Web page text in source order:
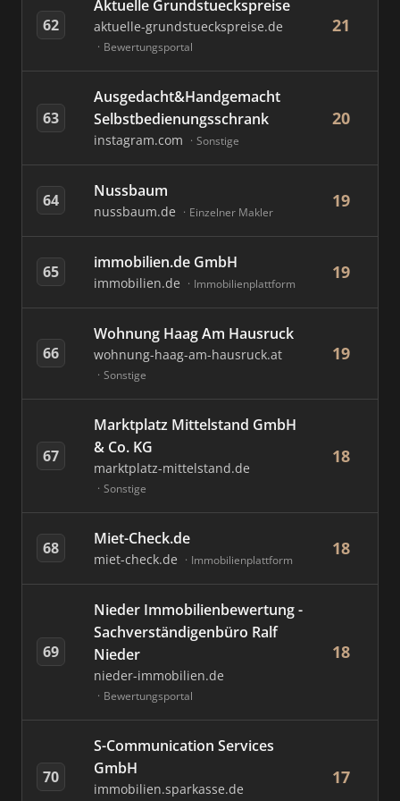
62
Aktuelle Grundstueckspreise
aktuelle-grundstueckspreise.de
Bewertungsportal
21
63
Ausgedacht&Handgemacht
Selbstbedienungsschrank
instagram.com Sonstige
20
64 Nussbaum
nussbaum.de Einzelner Makler
19
65 immobilien.de GmbH
immobilien.de Immobilienplattform
19
66
Wohnung Haag Am Hausruck
wohnung-haag-am-hausruck.at
Sonstige
19
67
Marktplatz Mittelstand GmbH
& Co. KG
marktplatz-mittelstand.de
Sonstige
18
68 Miet-Check.de
miet-check.de Immobilienplattform
18
69
Nieder Immobilienbewertung -
Sachverständigenbüro Ralf
Nieder
nieder-immobilien.de
Bewertungsportal
18
70
S-Communication Services
GmbH
immobilien.sparkasse.de
17